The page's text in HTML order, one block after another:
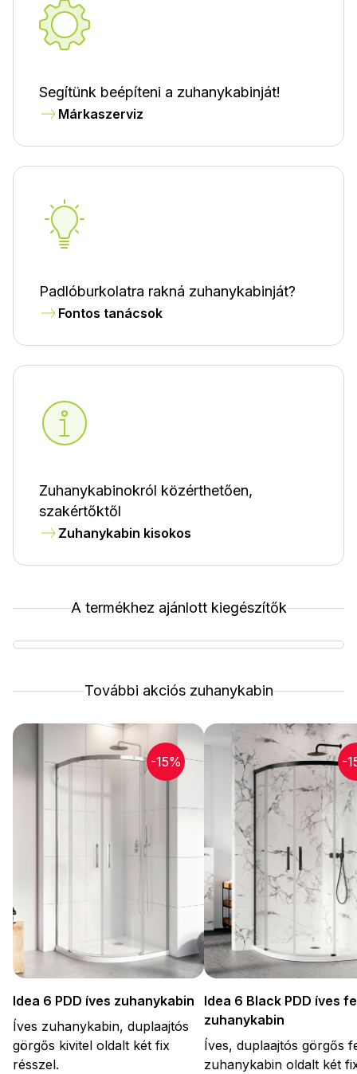
Segítünk beépíteni a zuhanykabinját!
Márkaszerviz
Padlóburkolatra rakná zuhanykabinját?
Fontos tanácsok
Zuhanykabinokról közérthetően,
szakértőktől
Zuhanykabin kisokos
A termékhez ajánlott kiegészítők
További akciós zuhanykabin
-15%
Idea 6 PDD íves zuhanykabin
Íves zuhanykabin, duplaajtós
görgős kivitel oldalt két fix
résszel.
-
Idea 6 Black PDD íves
zuhanykabin
Íves, duplaajtós görgős
zuhanykabin oldalt két